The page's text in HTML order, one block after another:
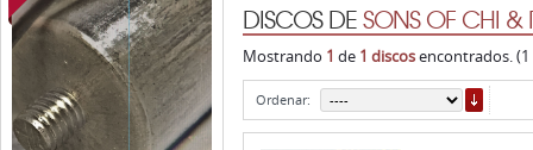
DISCOS DESONS OF CHI &
Mostrando 1 de 1 discosencontrados. (1
Ordenar: